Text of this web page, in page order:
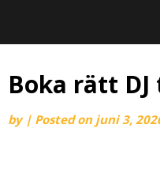
Boka rätt
by | Posted on juni 3,